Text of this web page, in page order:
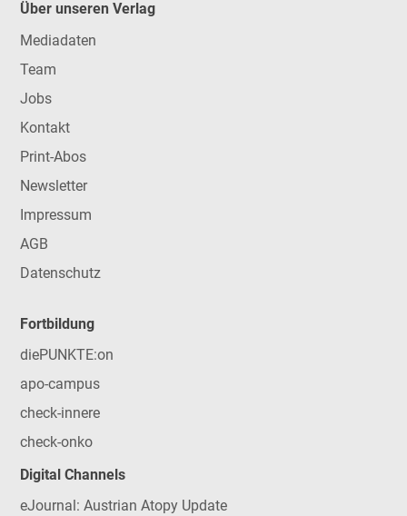
Über unseren Verlag
Mediadaten
Team
Jobs
Kontakt
Print-Abos
Newsletter
Impressum
AGB
Datenschutz
Fortbildung
diePUNKTE:on
apo-campus
check-innere
check-onko
Digital Channels
eJournal: Austrian Atopy Update